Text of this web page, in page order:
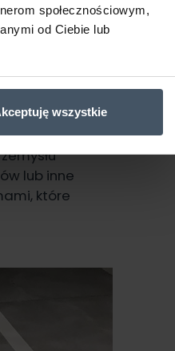
społecznościowym,
od Ciebie lub
wszystkie
i
produktów
lub inne
które